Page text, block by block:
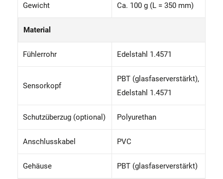
Gewicht Ca. 100 g (L = 350 mm)
Material
Fühlerrohr Edelstahl 1.4571
Sensorkopf
PBT (glasfaserverstärkt),
Edelstahl 1.4571
Schutzüberzug (optional) Polyurethan
Anschlusskabel PVC
Gehäuse PBT (glasfaserverstärkt)